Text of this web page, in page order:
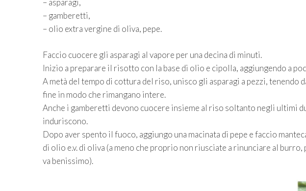
– asparagi,
– gamberetti,
– olio extra vergine di oliva, pepe.
Faccio cuocere gli asparagi al vapore per una decina di minuti.
Inizio a preparare il risotto con la base di olio e cipolla, aggiungendo a
A metà del tempo di cottura del riso, unisco gli asparagi a pezzi, tenendo
fine in modo che rimangano intere.
Anche i gamberetti devono cuocere insieme al riso soltanto negli ultimi
induriscono.
Dopo aver spento il fuoco, aggiungo una macinata di pepe e faccio
di olio e.v. di oliva (a meno che proprio non riusciate a rinunciare al
va benissimo).